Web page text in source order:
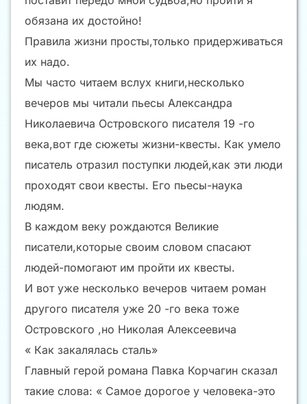
обязана их достойно!
Правила жизни просты,только придерживаться
их надо.
Мы часто читаем вслух книги,несколько
вечеров мы читали пьесы Александра
Николаевича Островского писателя 19 -го
века,вот где сюжеты жизни-квесты. Как умело
писатель отразил поступки людей,как эти люди
проходят свои квесты. Его пьесы-наука
людям.
В каждом веку рождаются Великие
писатели,которые своим словом спасают
людей-помогают им пройти их квесты.
И вот уже несколько вечеров читаем роман
другого писателя уже 20 -го века тоже
Островского ,но Николая Алексеевича
« Как закалялась сталь»
Главный герой романа Павка Корчагин сказал
такие слова: « Самое дорогое у человека-это